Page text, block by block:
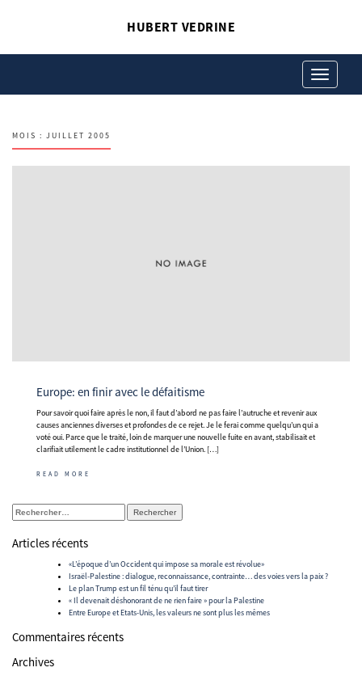
HUBERT VEDRINE
Toggle
navigation
MOIS : JUILLET 2005
Europe: en finir avec le défaitisme
Pour savoir quoi faire après le non, il faut d’abord ne pas faire l’autruche et revenir aux
causes anciennes diverses et profondes de ce rejet. Je le ferai comme quelqu’un qui a
voté oui. Parce que le traité, loin de marquer une nouvelle fuite en avant, stabilisait et
clarifiait utilement le cadre institutionnel de l’Union. […]
READ MORE
Rechercher :
Articles récents
«L’époque d’un Occident qui impose sa morale est révolue»
Israël-Palestine : dialogue, reconnaissance, contrainte… des voies vers la paix ?
Le plan Trump est un fil ténu qu’il faut tirer
« Il devenait déshonorant de ne rien faire » pour la Palestine
Entre Europe et Etats-Unis, les valeurs ne sont plus les mêmes
Commentaires récents
Archives